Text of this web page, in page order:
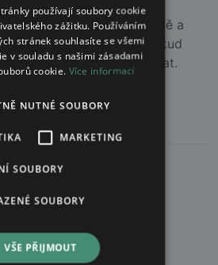
přispěje k vaší pohodě a
které potřebujete. Pokud
neváhejte nás kontaktovat.
používají soubory cookie
zážitku. Používáním
stránek souhlasíte se všemi
v souladu s našimi zásadami
cookie. Více informací
NUTNÉ SOUBORY
MARKETING
SOUBORY
SOUBORY
VŠE PŘIJMOUT